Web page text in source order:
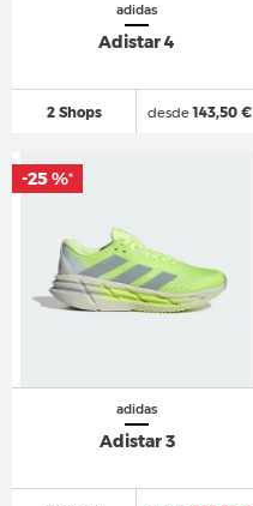
adidas
Adistar 4
2 Shops desde143,50 €
adidas
Adistar 3
-25 %*